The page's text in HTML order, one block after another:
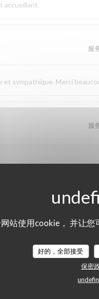
站使用cookie， 并让您
好的，全部接受
保密
accueillant.
服
sympathique. Merci
服
service irréprochables.
!